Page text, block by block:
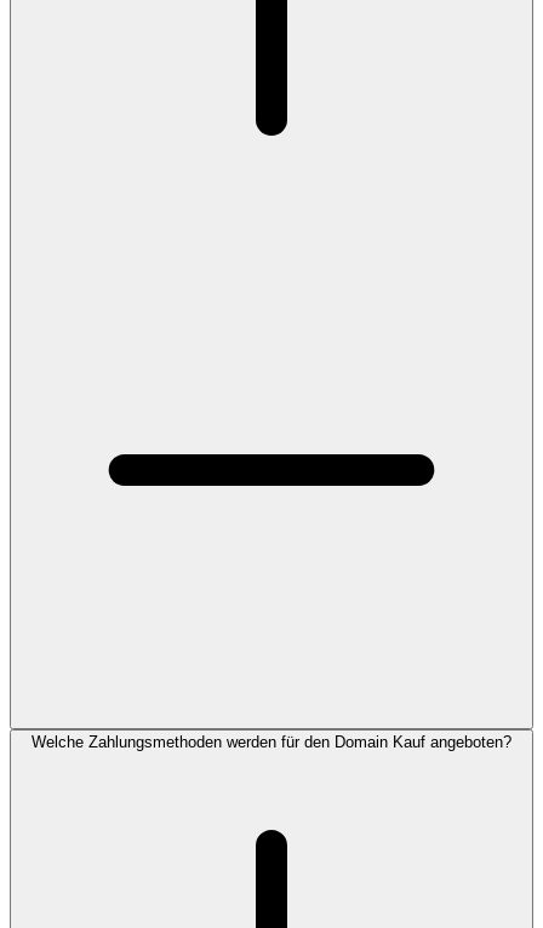
Welche Zahlungsmethoden werden für den Domain Kauf angeboten?